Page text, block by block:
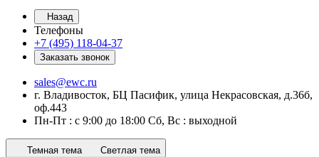
Назад
Телефоны
+7 (495) 118-04-37
Заказать звонок
sales@ewc.ru
г. Владивосток, БЦ Пасифик, улица Некрасовская, д.36б,
оф.443
Пн-Пт : с 9:00 до 18:00 Сб, Вс : выходной
Темная тема Светлая тема